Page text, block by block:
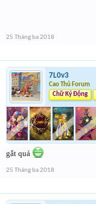
25 Tháng ba 2018
7L0v3
Cao Thủ Forum
Chữ Ký Động
gắt quá
25 Tháng ba 2018